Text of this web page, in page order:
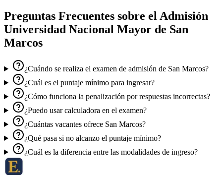
Preguntas Frecuentes sobre el Admisión
Universidad Nacional Mayor de San
Marcos
¿Cuándo se realiza el examen de admisión de San Marcos?
¿Cuál es el puntaje mínimo para ingresar?
¿Cómo funciona la penalización por respuestas incorrectas?
¿Puedo usar calculadora en el examen?
¿Cuántas vacantes ofrece San Marcos?
¿Qué pasa si no alcanzo el puntaje mínimo?
¿Cuál es la diferencia entre las modalidades de ingreso?